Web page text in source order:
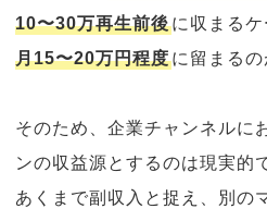
10〜30万再生前後に収まる
月15〜20万円程度に留まるの
そのため、企業チャンネルに
ンの収益源とするのは現実的
あくまで副収入と捉え、別の